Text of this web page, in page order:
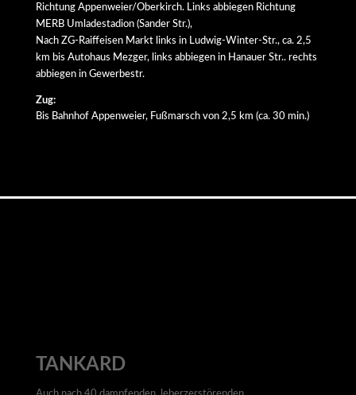
Richtung Appenweier/Oberkirch. Links abbiegen Richtung
MERB Umladestadion (Sander Str.),
Nach ZG-Raiffeisen Markt links in Ludwig-Winter-Str., ca. 2,5
km bis Autohaus Mezger, links abbiegen in Hanauer Str.. rechts
abbiegen in Gewerbestr.
Zug:
Bis Bahnhof Appenweier, Fußmarsch von 2,5 km (ca. 30 min.)
TANKARD